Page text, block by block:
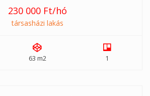
230 000 Ft/hó
társasházi lakás
63 m2 1